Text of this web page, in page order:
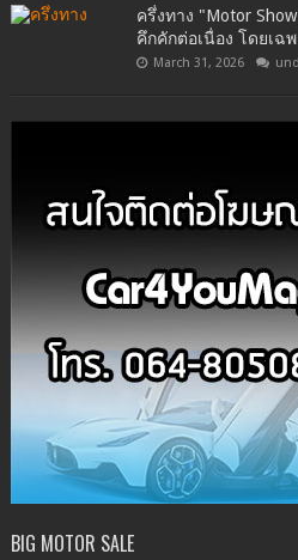
ครึ่งทาง "Motor
คึกคักต่อเนื่อง โดยเฉ
March 31, 2026
BIG MOTOR SALE